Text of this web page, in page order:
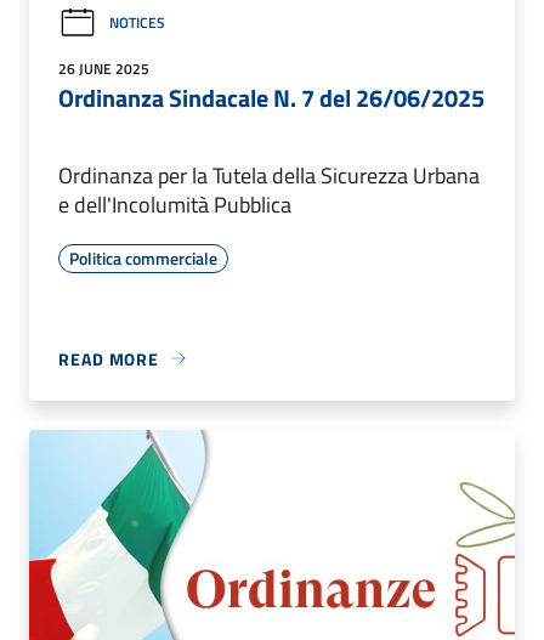
NOTICES
26 JUNE 2025
Ordinanza Sindacale N. 7 del 26/06/2025
Ordinanza per la Tutela della Sicurezza Urbana
e dell'Incolumità Pubblica
Politica commerciale
READ MORE